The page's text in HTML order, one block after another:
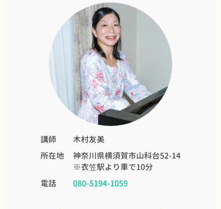
講師
木村友美
所在地
神奈川県横須賀市山科台52-14
※衣笠駅より車で10分
電話
080-5194-1059